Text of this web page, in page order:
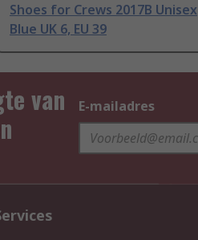
Shoes for Crews 2017B Unisex
Blue UK 6, EU 39
van
E-mailadres